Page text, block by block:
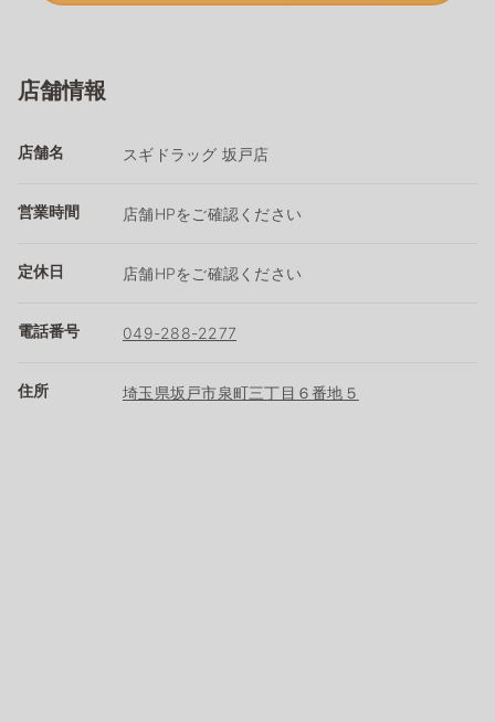
店舗情報
店舗名 スギドラッグ 坂戸店
営業時間 店舗HPをご確認ください
定休日 店舗HPをご確認ください
電話番号 049-288-2277
住所 埼玉県坂戸市泉町三丁目６番地５